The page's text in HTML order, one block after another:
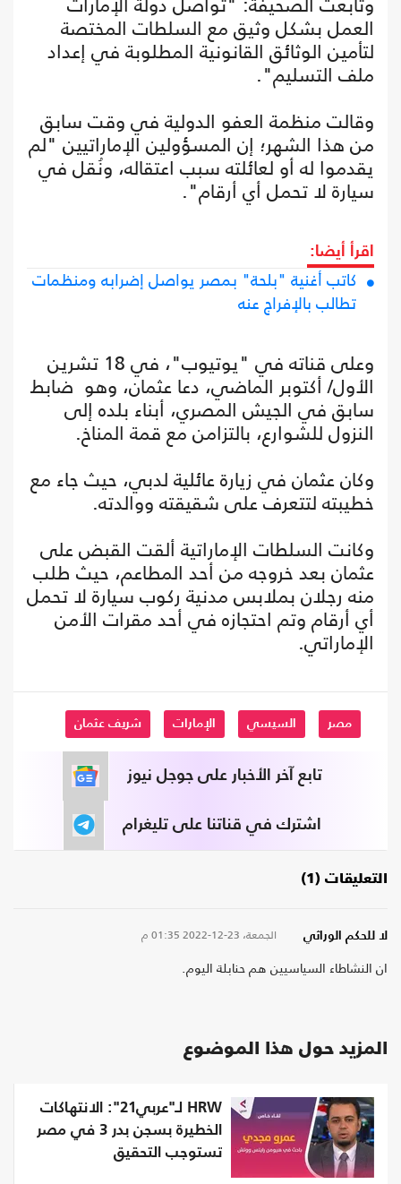
العمل بشكل وثيق مع السلطات المختصة
لتأمين الوثائق القانونية المطلوبة في إعداد
ملف التسليم".
وقالت منظمة العفو الدولية في وقت سابق
من هذا الشهر؛ إن المسؤولين الإماراتيين "لم
يقدموا له أو لعائلته سبب اعتقاله، ونُقل في
سيارة لا تحمل أي أرقام".
اقرأ أيضا:
كاتب أغنية "بلحة" بمصر يواصل إضرابه ومنظمات
تطالب بالإفراج عنه
وعلى قناته في "يوتيوب"، في 18 تشرين
الأول/ أكتوبر الماضي، دعا عثمان، وهو ضابط
سابق في الجيش المصري، أبناء بلده إلى
النزول للشوارع، بالتزامن مع قمة المناخ.
وكان عثمان في زيارة عائلية لدبي، حيث جاء مع
خطيبته لتتعرف على شقيقته ووالدته.
وكانت السلطات الإماراتية ألقت القبض على
عثمان بعد خروجه من أحد المطاعم، حيث طلب
منه رجلان بملابس مدنية ركوب سيارة لا تحمل
أي أرقام وتم احتجازه في أحد مقرات الأمن
الإماراتي.
مصر السيسي الإمارات شريف عثمان
تابع آخر الأخبار على جوجل نيوز
اشترك في قناتنا على تليغرام
التعليقات (1)
لا للحكم الوراثي الجمعة، 23-12-2022 01:35 م
ان النشاطاء السياسيين هم حنابلة اليوم.
المزيد حول هذا الموضوع
HRW لـ"عربي21": الانتهاكات
الخطيرة بسجن بدر 3 في مصر
تستوجب التحقيق